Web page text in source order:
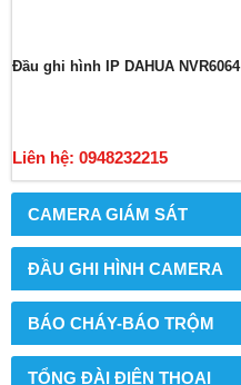
CAMERA GIÁM SÁT
ĐẦU GHI HÌNH CAMERA
BÁO CHÁY-BÁO TRỘM
TỔNG ĐÀI ĐIỆN THOẠI
Đầu ghi hình IP DAHUA NVR6064
Liên hệ: 0948232215